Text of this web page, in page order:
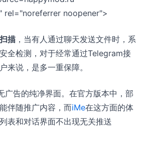
rel="noreferrer noopener">
描 ，当有人通过聊天发送文件时，系
全检测，对于经常通过Telegram接
来说，是多一重保障。
广告的纯净界面。在官方版本中，部
伴随推广内容，而iMe在这方面的体
表和对话界面不出现无关推送